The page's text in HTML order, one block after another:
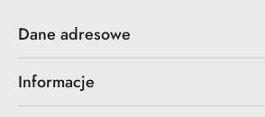
Dane adresowe
Informacje